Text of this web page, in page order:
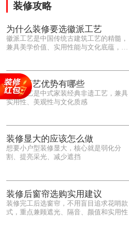
装修攻略
为什么装修要选徽派工艺
徽派工艺是中国传统古建筑工艺的精髓，
兼具美学价值、实用性能与文化底蕴，优
雕细琢的砖、木、石雕为特色，线条古朴
大气，意境悠远，自带东方中式雅致韵
味，耐看且不易过时。<o:p></o:p> 在工
艺品质上，徽派工艺遵循古法匠心工序，
保耐用，抗风化、耐腐蚀，使用
徽派工艺优势有哪些
徽派工艺是中式家装经典非遗工艺，兼具
实用性、美观性与文化质感
装修显大的应该怎么做
想要小户型装修显大，核心就是弱化分
割、提亮采光、减少遮挡
装修后窗帘选购实用建议
装修完工后选窗帘，不用盲目追求花哨款
式，重点兼顾遮光、隔音、颜值和实用性